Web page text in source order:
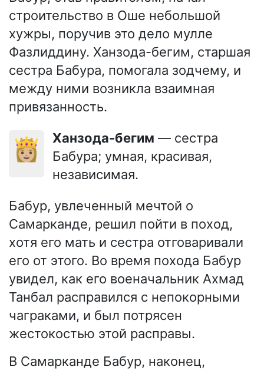
строительство в Оше небольшой
хужры, поручив это дело мулле
Фазлиддину. Ханзода-бегим, старшая
сестра Бабура, помогала зодчему, и
между ними возникла взаимная
привязанность.
👸🏼 Ханзода-бегим — сестра
Бабура; умная, красивая,
независимая.
Бабур, увлеченный мечтой о
Самарканде, решил пойти в поход,
хотя его мать и сестра отговаривали
его от этого. Во время похода Бабур
увидел, как его военачальник Ахмад
Танбал расправился с непокорными
чаграками, и был потрясен
жестокостью этой расправы.
В Самарканде Бабур, наконец,